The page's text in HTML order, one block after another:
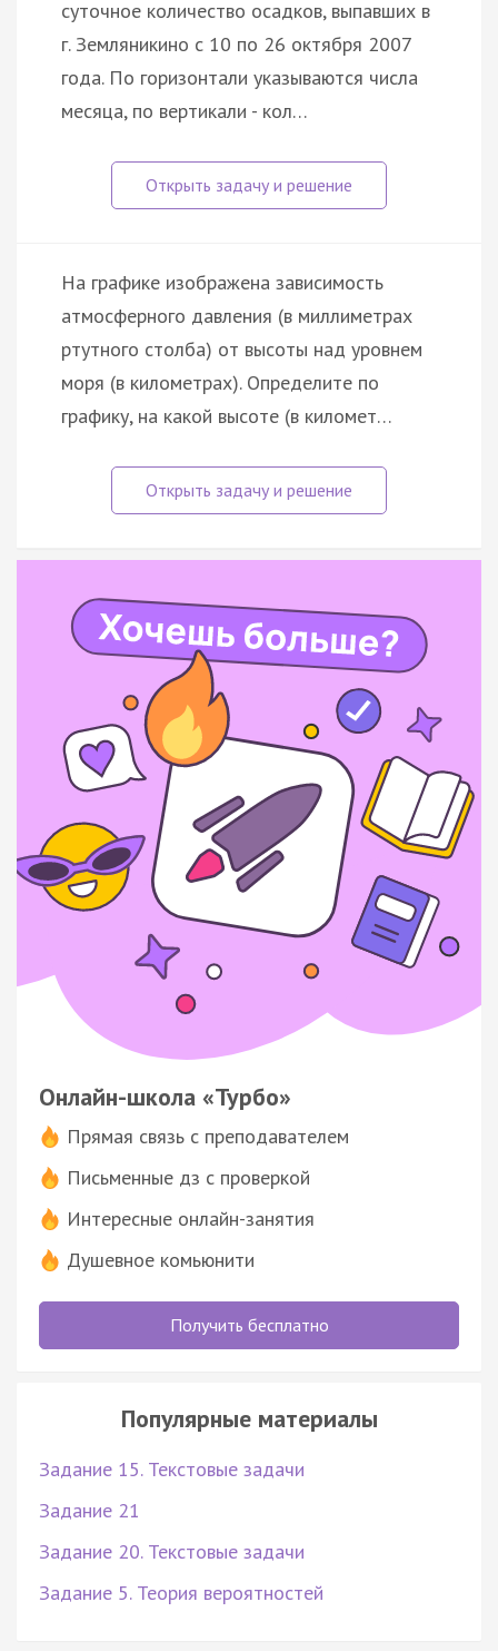
суточное количество осадков, выпавших в
г. Земляникино с 10 по 26 октября 2007
года. По горизонтали указываются числа
месяца, по вертикали - кол…
На графике изображена зависимость
атмосферного давления (в миллиметрах
ртутного столба) от высоты над уровнем
моря (в километрах). Определите по
графику, на какой высоте (в километ…
Онлайн-школа «Турбо»
Прямая связь с преподавателем
Письменные дз с проверкой
Интересные онлайн-занятия
Душевное комьюнити
Получить бесплатно
Популярные материалы
Задание 15. Текстовые задачи
Задание 21
Задание 20. Текстовые задачи
Задание 5. Теория вероятностей